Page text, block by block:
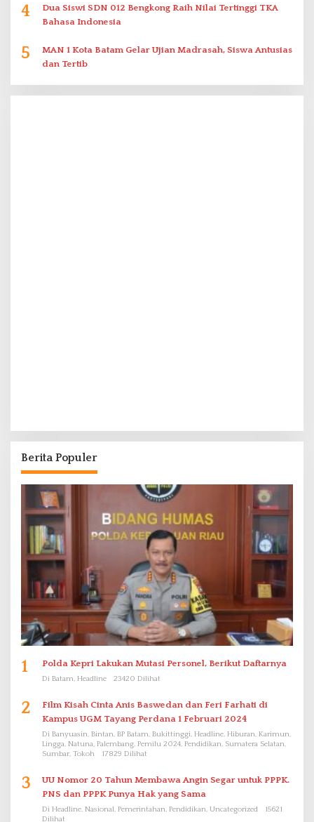
4
Dua Siswi SDN 012 Bengkong Raih Nilai Tertinggi TKA
Bahasa Indonesia
5
MAN 1 Kota Batam Gelar Ujian Madrasah, Siswa Antusias
dan Tertib
Berita Populer
1 Polda Kepri Lakukan Mutasi Personel, Berikut Daftarnya
Di Batam, Headline 23420 Dilihat
2
Film Kisah Cinta Anis Baswedan dan Feri Farhati di
Kampus UGM Tayang Perdana 1 Februari 2024
Di Banyuasin, Bintan, BP Batam, Bukittinggi, Headline, Hiburan, Karimun,
Lingga, Natuna, Palembang, Pemilu 2024, Pendidikan, Sumatera Selatan,
Sumbar, Tokoh
17829 Dilihat
3
UU Nomor 20 Tahun Membawa Angin Segar untuk PPPK.
PNS dan PPPK Punya Hak yang Sama
Di Headline, Nasional, Pemerintahan, Pendidikan, Uncategorized
15621
Dilihat